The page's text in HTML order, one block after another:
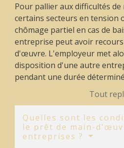
Pour pallier aux difficultés
certains secteurs en tension
chômage partiel en cas de
entreprise peut avoir
d'œuvre. L'employeur met
disposition d'une autre
pendant une durée
Tout
Quelles sont les
le prêt de main-
entreprises ?